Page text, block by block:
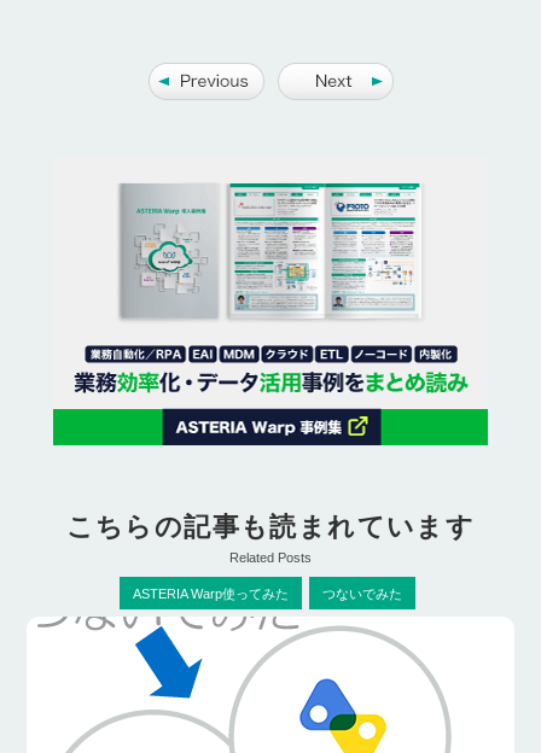
こちらの記事も読まれています
Related Posts
ASTERIA Warp使ってみた つないでみた